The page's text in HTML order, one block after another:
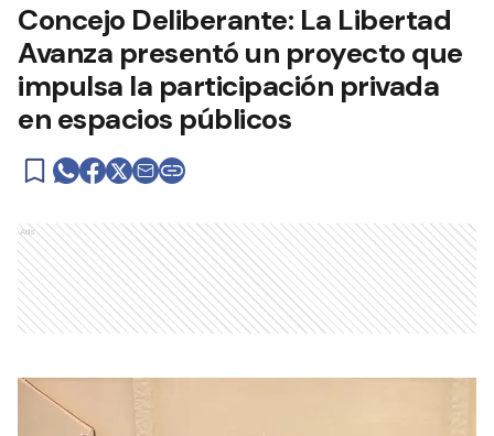
Concejo Deliberante: La Libertad
Avanza presentó un proyecto que
impulsa la participación privada
en espacios públicos
Ads